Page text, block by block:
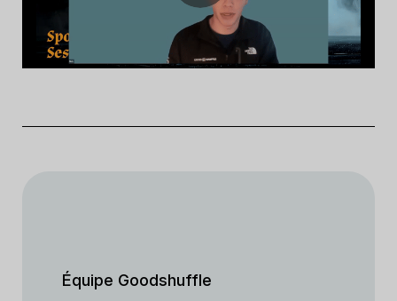
Équipe Goodshuffle